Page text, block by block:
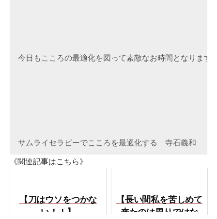
今日もこころの最適化を図って素敵なお時間となります
サムライセラピーでこころを最適化する　寺石義和
《関連記事はこちら》
【刀はウソをつかな
い！！】
【長い間私を苦しめて
来たのは周りではな